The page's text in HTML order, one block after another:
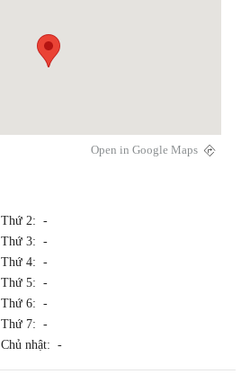
Open in Google Maps
Thứ 2: -
Thứ 3: -
Thứ 4: -
Thứ 5: -
Thứ 6: -
Thứ 7: -
Chủ nhật: -